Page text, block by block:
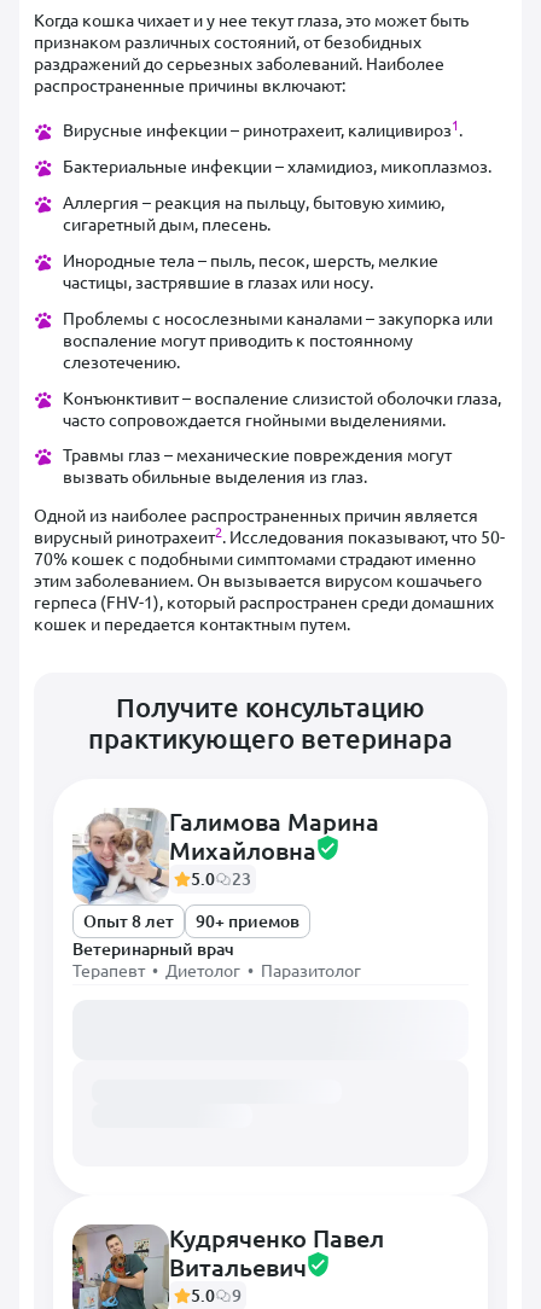
Когда кошка чихает и у нее текут глаза, это может быть
признаком различных состояний, от безобидных
раздражений до серьезных заболеваний. Наиболее
распространенные причины включают:
Вирусные инфекции – ринотрахеит, калицивироз1.
Бактериальные инфекции – хламидиоз, микоплазмоз.
Аллергия – реакция на пыльцу, бытовую химию,
сигаретный дым, плесень.
Инородные тела – пыль, песок, шерсть, мелкие
частицы, застрявшие в глазах или носу.
Проблемы с носослезными каналами – закупорка или
воспаление могут приводить к постоянному
слезотечению.
Конъюнктивит – воспаление слизистой оболочки глаза,
часто сопровождается гнойными выделениями.
Травмы глаз – механические повреждения могут
вызвать обильные выделения из глаз.
Одной из наиболее распространенных причин является
вирусный ринотрахеит2. Исследования показывают, что 50-
70% кошек с подобными симптомами страдают именно
этим заболеванием. Он вызывается вирусом кошачьего
герпеса (FHV-1), который распространен среди домашних
кошек и передается контактным путем.
Получите консультацию
практикующего ветеринара
Галимова Марина
Михайловна
5.0
23
Опыт 8 лет
90+ приемов
Ветеринарный врач
Терапевт • Диетолог • Паразитолог
Кудряченко Павел
Витальевич
5.0
9